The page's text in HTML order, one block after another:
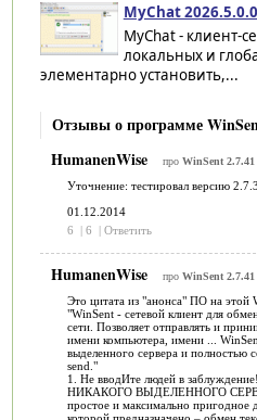
MyChat 2026.5.0.0
MyChat - клиент-
локальных и
элементарно установить,...
Отзывы о программе
HumanenWise
про WinSent 2.7.41
Уточнение: тестировал версию
01.12.2014
6
6 Ответить
HumanenWise про WinSent 2.7.41
Это цитата из "анонса" ПО на этой
"WinSent - сетевой клиент для
сети. Позволяет отправлять и
имени компьютера, имени ...
выделенного сервера и полностью
send."
1. Не вводИте людей в
НИКАКОГО ВЫДЕЛЕННОГО
простое и максимально пригодное